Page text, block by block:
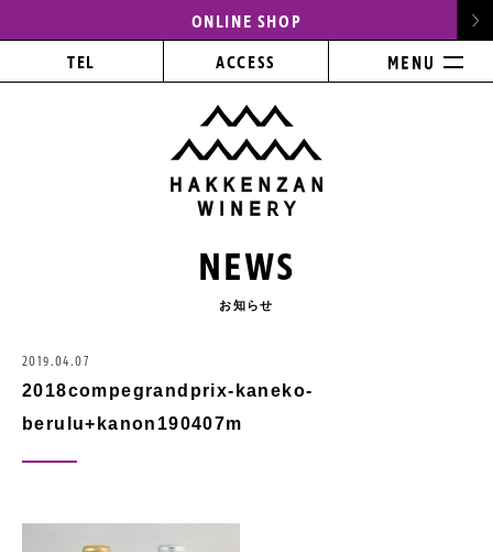
ONLINE SHOP
TEL ACCESS
NEWS
お知らせ
2019.04.07
2018compegrandprix-kaneko-
berulu+kanon190407m